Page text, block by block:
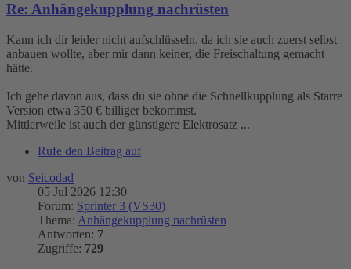
Re: Anhängekupplung nachrüsten
Kann ich dir leider nicht aufschlüsseln, da ich sie auch zuerst selbst
anbauen wollte, aber mir dann keiner, die Freischaltung gemacht
hätte.
Ich gehe davon aus, dass du sie ohne die Schnellkupplung als Starre
Version etwa 350 € billiger bekommst.
Mittlerweile ist auch der günstigere Elektrosatz ...
Rufe den Beitrag auf
von Seicodad
05 Jul 2026 12:30
Forum: Sprinter 3 (VS30)
Thema: Anhängekupplung nachrüsten
Antworten: 7
Zugriffe: 729